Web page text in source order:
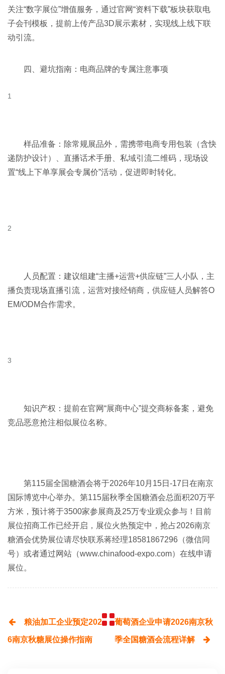
关注“数字展位”增值服务，通过官网“资料下载”板块获取电
子会刊模板，提前上传产品3D展示素材，实现线上线下联
动引流。
四、避坑指南：电商品牌的专属注意事项
样品准备：除常规展品外，需携带电商专用包装（含快
递防护设计）、直播话术手册、私域引流二维码，现场设
置“线上下单享展会专属价”活动，促进即时转化。
人员配置：建议组建“主播+运营+供应链”三人小队，主
播负责现场直播引流，运营对接经销商，供应链人员解答O
EM/ODM合作需求。
知识产权：提前在官网“展商中心”提交商标备案，避免
竞品恶意抢注相似展位名称。
第115届全国糖酒会将于2026年10月15日-17日在南京
国际博览中心举办。第115届秋季全国糖酒会总面积20万平
方米，预计将于3500家参展商及25万专业观众参与！目前
展位招商工作已经开启，展位火热预定中，抢占2026南京
糖酒会优势展位请尽快联系蒋经理18581867296（微信同
号）或者通过网站（www.chinafood-expo.com）在线申请
展位。
粮油加工企业预定202
6南京秋糖展位操作指南
葡萄酒企业申请2026南京秋
季全国糖酒会流程详解